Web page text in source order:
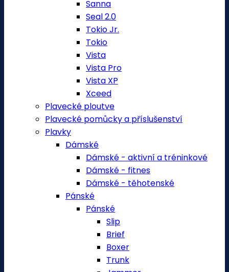
Sanna
Seal 2.0
Tokio Jr.
Tokio
Vista
Vista Pro
Vista XP
Xceed
Plavecké ploutve
Plavecké pomůcky a příslušenství
Plavky
Dámské
Dámské - aktivní a tréninkové
Dámské - fitnes
Dámské - těhotenské
Pánské
Pánské
Slip
Brief
Boxer
Trunk